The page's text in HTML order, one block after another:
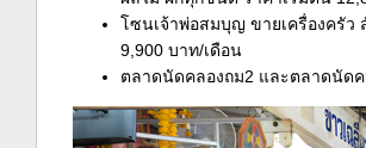
โซนเจ้าพ่อสมบุญ ขายเครื่องครั
9,900 บาท/เดือน
ตลาดนัดคลองถม2 และตลาดนัด